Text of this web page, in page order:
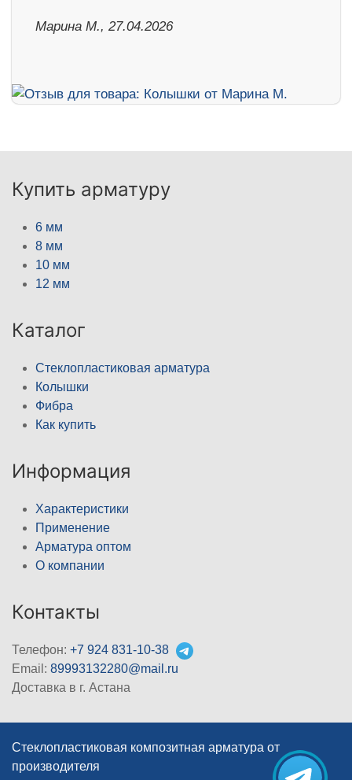
Марина М., 27.04.2026
Купить арматуру
6 мм
8 мм
10 мм
12 мм
Каталог
Стеклопластиковая арматура
Колышки
Фибра
Как купить
Информация
Характеристики
Применение
Арматура оптом
О компании
Контакты
Телефон: +7 924 831-10-38
Email: 89993132280@mail.ru
Доставка в г. Астана
Стеклопластиковая композитная арматура от
производителя